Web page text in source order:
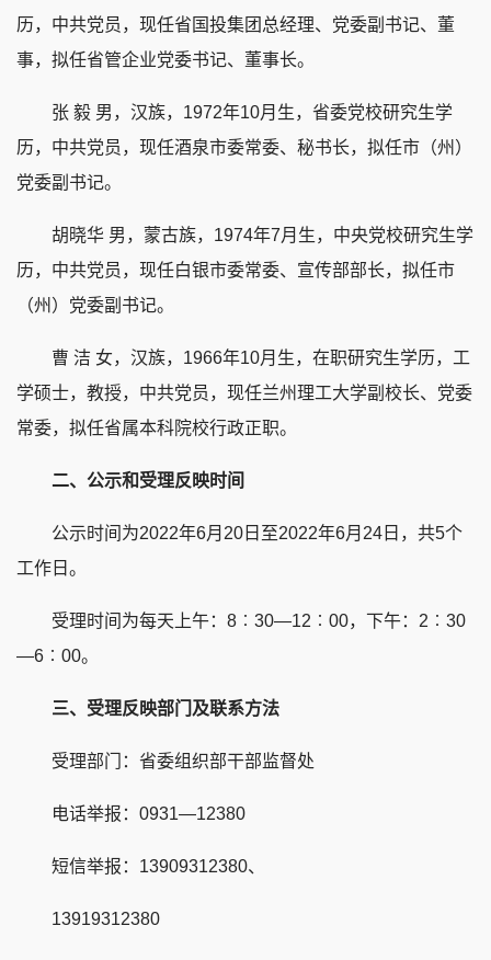
历，中共党员，现任省国投集团总经理、党委副书记、董
事，拟任省管企业党委书记、董事长。
张 毅 男，汉族，1972年10月生，省委党校研究生学
历，中共党员，现任酒泉市委常委、秘书长，拟任市（州）
党委副书记。
胡晓华 男，蒙古族，1974年7月生，中央党校研究生学
历，中共党员，现任白银市委常委、宣传部部长，拟任市
（州）党委副书记。
曹 洁 女，汉族，1966年10月生，在职研究生学历，工
学硕士，教授，中共党员，现任兰州理工大学副校长、党委
常委，拟任省属本科院校行政正职。
二、公示和受理反映时间
公示时间为2022年6月20日至2022年6月24日，共5个
工作日。
受理时间为每天上午：8︰30—12︰00，下午：2︰30
—6︰00。
三、受理反映部门及联系方法
受理部门：省委组织部干部监督处
电话举报：0931—12380
短信举报：13909312380、
13919312380